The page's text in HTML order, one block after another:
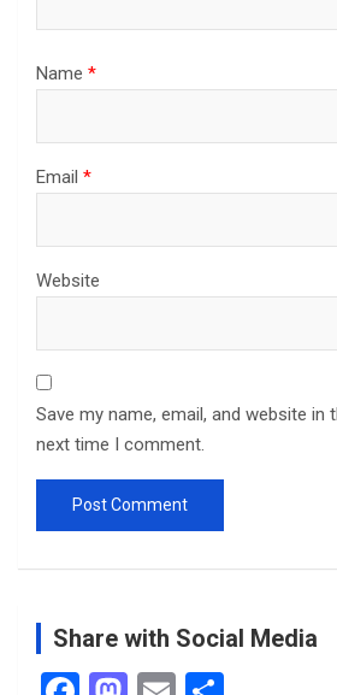
Name *
Email *
Website
Save my name, email, and website
next time I comment.
Share with Social Media